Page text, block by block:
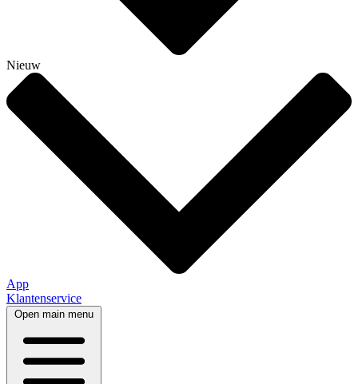
Nieuw
App
Klantenservice
Open main menu